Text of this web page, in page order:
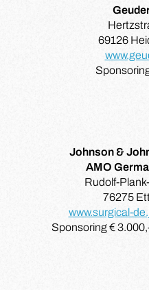
69126
Johnson &
AMO
Rudolf-
76275
www.surgical-
Sponsoring €